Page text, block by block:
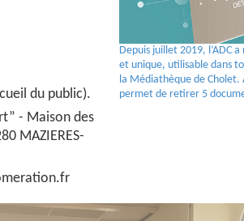
du public).
- Maison des
MAZIERES-
Depuis juillet 2019, l’ADC
et unique, utilisable dans
la Médiathèque de
permet de retirer 5